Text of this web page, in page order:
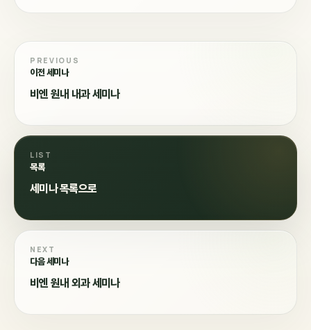
PREVIOUS
이전 세미나
비엔 원내 내과 세미나
LIST
목록
세미나 목록으로
NEXT
다음 세미나
비엔 원내 외과 세미나